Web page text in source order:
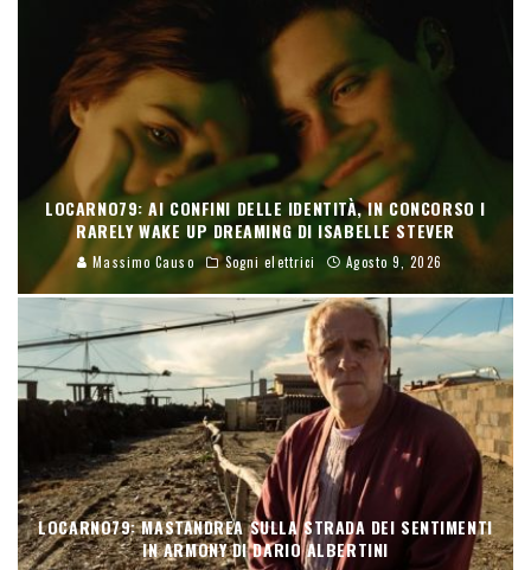
LOCARNO79: AI CONFINI DELLE IDENTITÀ, IN CONCORSO I
RARELY WAKE UP DREAMING DI ISABELLE STEVER
Massimo Causo Sogni elettrici Agosto 9, 2026
LOCARNO79: MASTANDREA SULLA STRADA DEI SENTIMENTI
IN ARMONY DI DARIO ALBERTINI